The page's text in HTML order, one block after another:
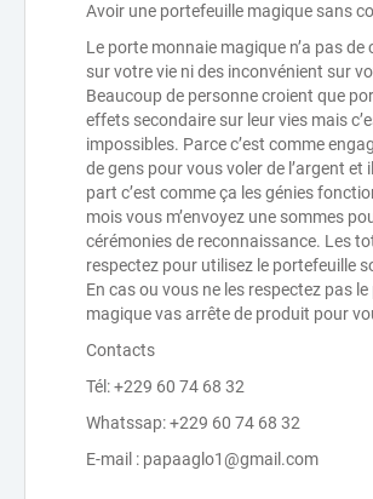
Avoir une portefeuille magique sans
Le porte monnaie magique n’a pas de
sur votre vie ni des inconvénient sur
Beaucoup de personne croient que
effets secondaire sur leur vies mais
impossibles. Parce c’est comme
de gens pour vous voler de l’argent et
part c’est comme ça les génies
mois vous m’envoyez une sommes
cérémonies de reconnaissance. Les
respectez pour utilisez le portefeuille
En cas ou vous ne les respectez pas
magique vas arrête de produit pour
Contacts
Tél: +229 60 74 68 32
Whatssap: +229 60 74 68 32
E-mail : papaaglo1@gmail.com